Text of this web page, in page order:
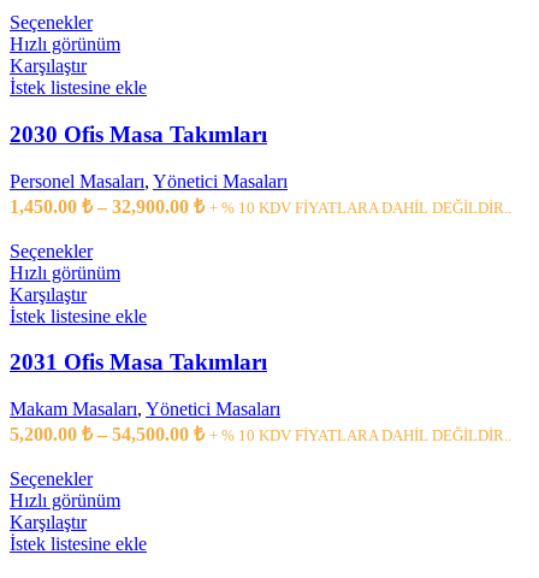
SeçeneklerBu
ürünün
fazla
var.
Seçenekler
ürün
sayfasından
seçilebilir
Hızlı görünüm
Karşılaştır
İstek listesine ekle
2030 Ofis Masa Takımları
Personel Masaları, Yönetici Masaları
1,450.00 ₺ – 32,900.00 ₺Fiyat
+ % 10 KDV FİYATLARA DAHİL DEĞİLDİR..
SeçeneklerBu
ürünün
fazla
var.
ürün
sayfasından
seçilebilir
Hızlı görünüm
Karşılaştır
İstek listesine ekle
2031 Ofis Masa Takımları
Makam Masaları, Yönetici Masaları
5,200.00 ₺ – 54,500.00 ₺Fiyat
+ % 10 KDV FİYATLARA DAHİL DEĞİLDİR..
SeçeneklerBu
ürünün
fazla
Hızlı görünüm
Karşılaştır
İstek listesine ekle